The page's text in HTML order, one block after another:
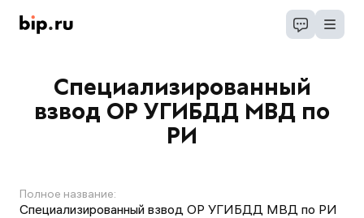
Специализированный
взвод ОР УГИБДД МВД по
РИ
Полное название:
Специализированный взвод ОР УГИБДД МВД по РИ